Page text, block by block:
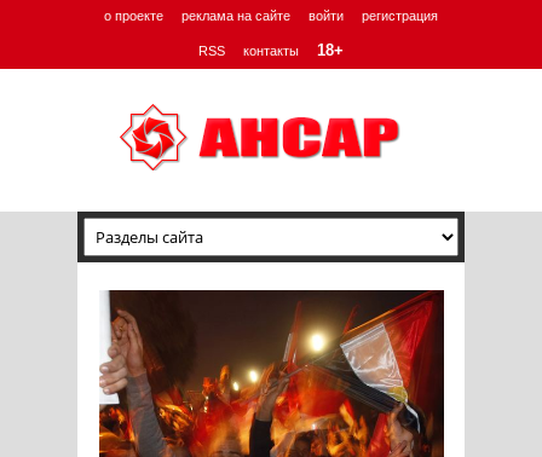
о проекте реклама на сайте войти регистрация
RSS контакты 18+